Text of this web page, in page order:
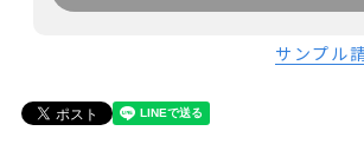
サンプル